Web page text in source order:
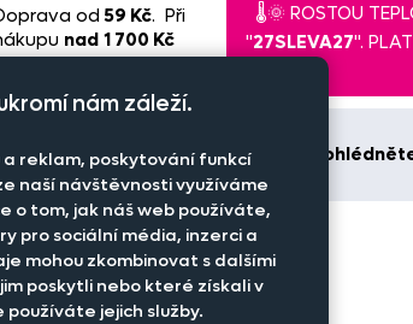
od59 Kč. Při
nad 1 700 Kč
.
🌡️🌞 ROSTOU
"27SLEVA27".
zboží nadále není možné koupit.
nám záleží.
a reklam, poskytování funkcí
naší návštěvnosti využíváme
o tom, jak náš web používáte,
pro sociální média, inzerci a
mohou zkombinovat s dalšími
poskytli nebo které získali v
používáte jejich služby.